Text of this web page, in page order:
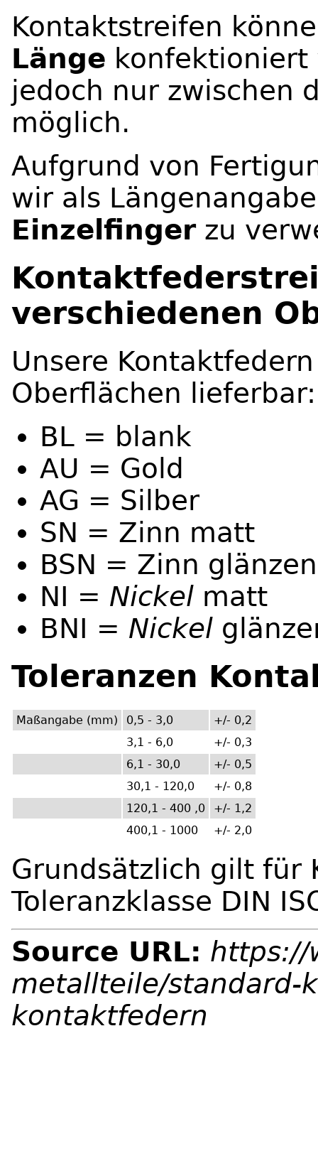
Kontaktstreifen
Länge konfektioniert
jedoch nur zwischen
möglich.
Aufgrund von
wir als
Einzelfingerzu
verschiedenen
Unsere
Oberflächen lieferbar:
BL = blank
AU = Gold
AG = Silber
SN = Zinn matt
BSN = Zinn
NI = Nickel matt
BNI = Nickel
Toleranzen
Maßangabe (mm) 0,5 - 3,0
+/- 0,2
3,1 - 6,0
+/- 0,3
6,1 - 30,0
+/- 0,5
30,1 - 120,0
+/- 0,8
120,1 - 400 ,0
+/- 1,2
400,1 - 1000
+/- 2,0
Grundsätzlich gilt für
Toleranzklasse DIN
Source URL: https://
metallteile/standard-
kontaktfedern